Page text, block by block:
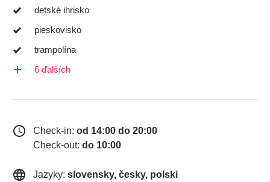
detské ihrisko
pieskovisko
trampolína
6 ďalších
Check-in: od 14:00 do 20:00
Check-out: do 10:00
Jazyky: slovensky, česky, polski